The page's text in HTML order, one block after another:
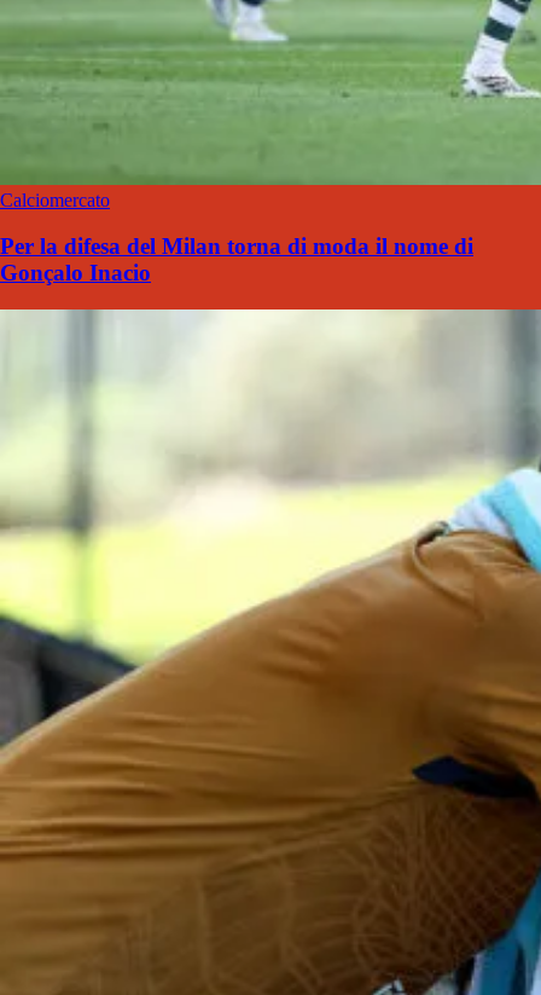
Calciomercato
Per la difesa del Milan torna di moda il nome di
Gonçalo Inacio